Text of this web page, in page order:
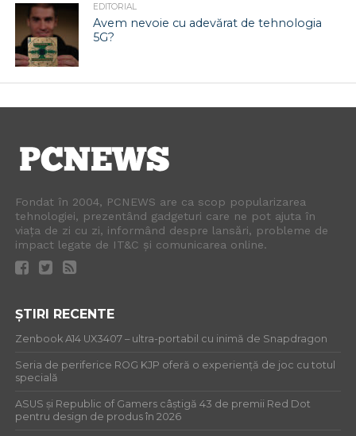
EDITORIAL
Avem nevoie cu adevărat de tehnologia
5G?
Fondat în 2004, PCNEWS are ca scop popularizarea
tehnologiei, prezentând gadgeturi care ne pot ajuta în
viața de zi cu zi, informând despre lansări, probleme de
impact legate de IT&C și comunicarea online.
ȘTIRI RECENTE
Zenbook A14 UX3407 – ultra-portabil cu inimă de Snapdragon
Seria de periferice ROG KJP oferă o experiență de joc cu totul
specială
ASUS și Republic of Gamers câștigă 43 de premii Red Dot
pentru design de produs în 2026